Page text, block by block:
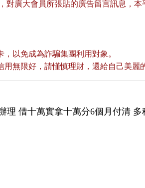
對廣大會員所張貼的廣告留言訊息，
以免成為詐騙集團利用對象。
無限好，請慬慎理財，還給自己美麗
理 借十萬實拿十萬分6個月付清